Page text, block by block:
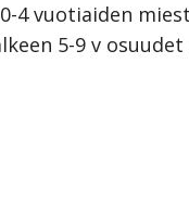
4 vuotiaiden
5-9 v